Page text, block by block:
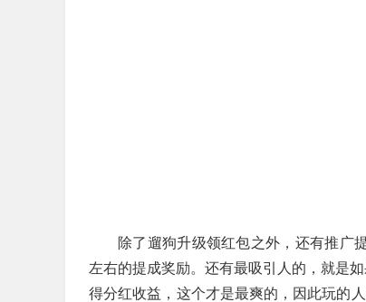
除了遛狗升级领红包之外，还有推广
左右的提成奖励。还有最吸引人的，就是
得分红收益，这个才是最爽的，因此玩的